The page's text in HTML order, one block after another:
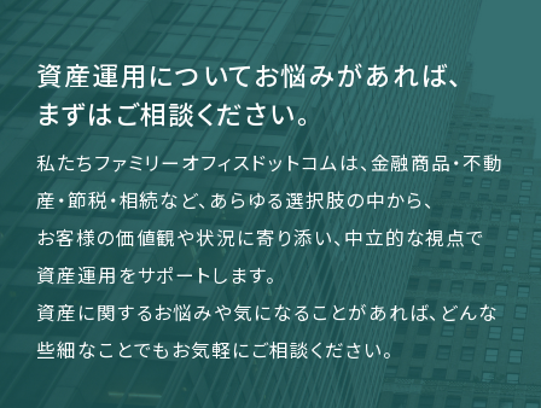
ファミリーオフィスとは
メールマガジン登録
よくある質問
資産運用についてお悩みがあれば、
まずはご相談ください。
私たちファミリーオフィスドットコムは、金融商品・不動
産・節税・相続など、あらゆる選択肢の中から、
お客様の価値観や状況に寄り添い、中立的な視点で
資産運用をサポートします。
資産に関するお悩みや気になることがあれば、どんな
些細なことでもお気軽にご相談ください。